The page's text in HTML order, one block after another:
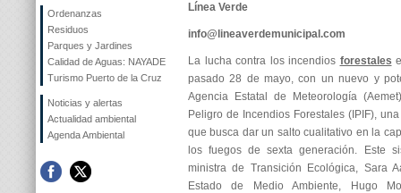
Ordenanzas
Residuos
Parques y Jardines
Calidad de Aguas: NAYADE
Turismo Puerto de la Cruz
Noticias y alertas
Actualidad ambiental
Agenda Ambiental
Línea Verde
info@lineaverdemunicipal.com
La lucha contra los incendios forestales
pasado 28 de mayo, con un nuevo y
Agencia Estatal de Meteorología
Peligro de Incendios Forestales (IPIF),
que busca dar un salto cualitativo en la
los fuegos de sexta generación. Este
ministra de Transición Ecológica, Sara
Estado de Medio Ambiente, Hugo